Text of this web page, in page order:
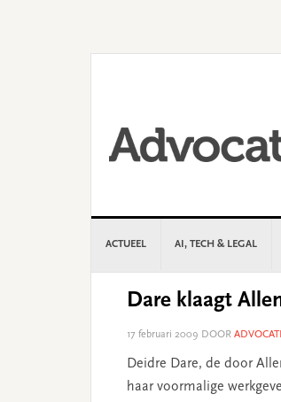
ACTUEEL AI, TECH & LEGAL
Dare klaagt
17 februari 2009 DOOR
Deidre Dare, de door
haar voormalige